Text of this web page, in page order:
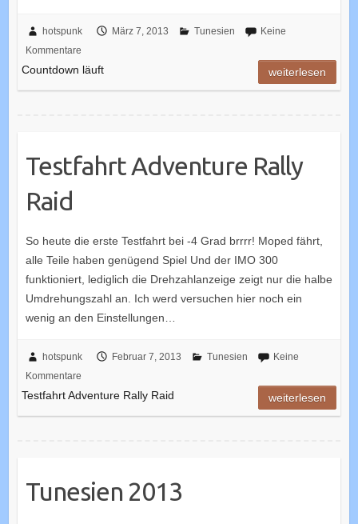
hotspunk März 7, 2013 Tunesien
Keine
Kommentare
Countdown läuft weiterlesen
Testfahrt Adventure Rally
Raid
So heute die erste Testfahrt bei -4 Grad brrrr! Moped fährt,
alle Teile haben genügend Spiel Und der IMO 300
funktioniert, lediglich die Drehzahlanzeige zeigt nur die halbe
Umdrehungszahl an. Ich werd versuchen hier noch ein
wenig an den Einstellungen…
hotspunk Februar 7, 2013 Tunesien
Keine
Kommentare
Testfahrt Adventure Rally Raid weiterlesen
Tunesien 2013